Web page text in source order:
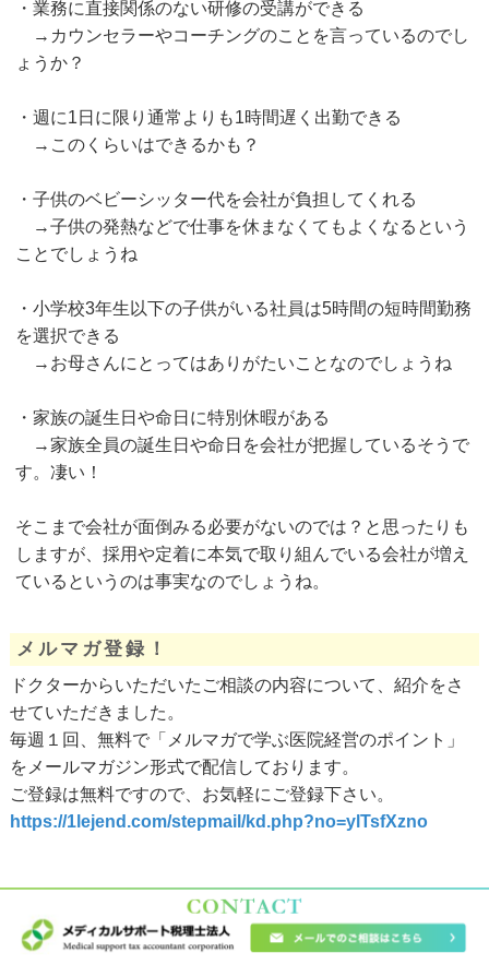
・業務に直接関係のない研修の受講ができる
→カウンセラーやコーチングのことを言っているのでし
ょうか？
・週に1日に限り通常よりも1時間遅く出勤できる
→このくらいはできるかも？
・子供のベビーシッター代を会社が負担してくれる
→子供の発熱などで仕事を休まなくてもよくなるという
ことでしょうね
・小学校3年生以下の子供がいる社員は5時間の短時間勤務
を選択できる
→お母さんにとってはありがたいことなのでしょうね
・家族の誕生日や命日に特別休暇がある
→家族全員の誕生日や命日を会社が把握しているそうで
す。凄い！
そこまで会社が面倒みる必要がないのでは？と思ったりも
しますが、採用や定着に本気で取り組んでいる会社が増え
ているというのは事実なのでしょうね。
メルマガ登録！
ドクターからいただいたご相談の内容について、紹介をさ
せていただきました。
毎週１回、無料で「メルマガで学ぶ医院経営のポイント」
をメールマガジン形式で配信しております。
ご登録は無料ですので、お気軽にご登録下さい。
https://1lejend.com/stepmail/kd.php?no=ylTsfXzno